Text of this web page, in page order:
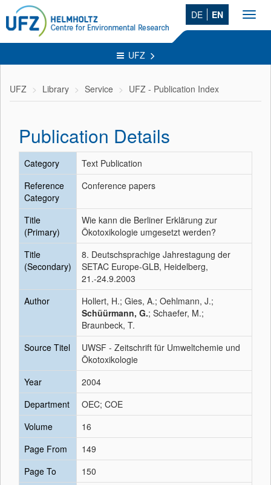
DE EN
UFZ
UFZ Library Service UFZ - Publication Index
Publication Details
Category
Text Publication
Reference
Category
Conference papers
Title
(Primary)
Wie kann die Berliner Erklärung zur
Ökotoxikologie umgesetzt werden?
Title
(Secondary)
8. Deutschsprachige Jahrestagung der
SETAC Europe-GLB, Heidelberg,
21.-24.9.2003
Author
Hollert, H.; Gies, A.; Oehlmann, J.;
Schüürmann, G.; Schaefer, M.;
Braunbeck, T.
Source Titel
UWSF - Zeitschrift für Umweltchemie und
Ökotoxikologie
Year
2004
Department
OEC; COE
Volume
16
Page From
149
Page To
150